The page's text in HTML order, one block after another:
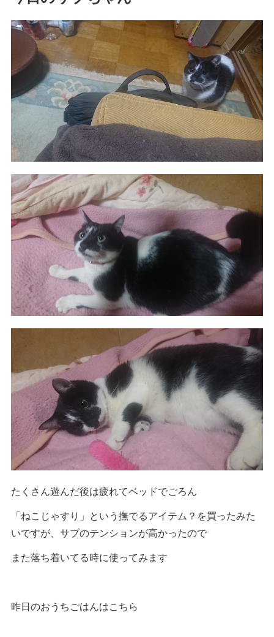
たくさん遊んだ後は疲れてベッドでごろん
「ねこじゃすり」という撫でるアイテム？を買ったみた
いですが、サブのテンションが高かったので
また落ち着いてる時に使ってみます
昨日のおうちごはんはこちら